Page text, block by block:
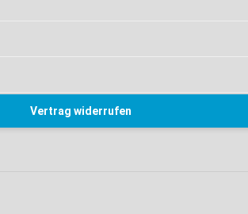
Vertrag widerrufen